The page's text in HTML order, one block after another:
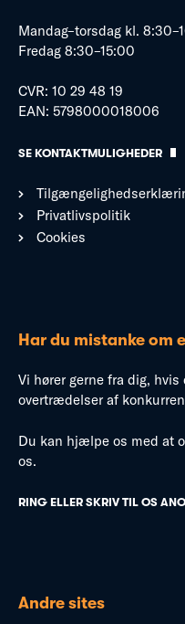
Mandag–torsdag kl.
Fredag 8:30–15:00
CVR: 10 29 48 19
EAN: 5798000018006
SE KONTAKTMULIGHEDER
Privatlivspolitik
Cookies
Har du mistanke om
Vi hører gerne fra dig,
overtrædelser af
Du kan hjælpe os med at
os.
RING ELLER SKRIV TIL OS
Andre sites